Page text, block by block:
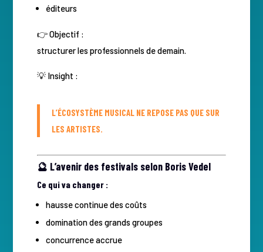
éditeurs
👉 Objectif :
structurer les professionnels de demain.
💡 Insight :
L’ÉCOSYSTÈME MUSICAL NE REPOSE PAS QUE SUR
LES ARTISTES.
🔮 L’avenir des festivals selon Boris Vedel
Ce qui va changer :
hausse continue des coûts
domination des grands groupes
concurrence accrue